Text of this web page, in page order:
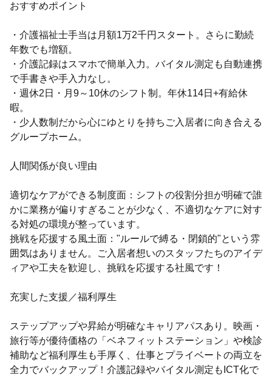
おすすめポイント
・介護福祉士手当は月額1万2千円スタート。さらに勤続
年数でも増額。
・介護記録はスマホで簡単入力。バイタル測定も自動連携
で手書きや手入力なし。
・週休2日・月9～10休のシフト制。年休114日+有給休
暇。
・少人数制だから心にゆとりを持ちご入居者に向き合える
グループホーム。
人間関係が良い理由
適切なケアができる制度面：シフトの役割分担が明確で誰
かに業務が偏りすぎることが少なく、不適切なケアに対す
る対処の環境が整っています。
挑戦を応援する風土面："ルールで縛る・閉鎖的"という雰
囲気はありません。ご入居者想いのスタッフたちのアイデ
ィアや工夫を歓迎し、挑戦を応援する社風です！
充実した支援／福利厚生
ステップアップや昇給が明確なキャリアパスあり。映画・
旅行等が優待価格の「ベネフィットステーション」や検診
補助など福利厚生も手厚く、仕事とプライベートの両立を
全力でバックアップ！介護記録やバイタル測定もICT化で